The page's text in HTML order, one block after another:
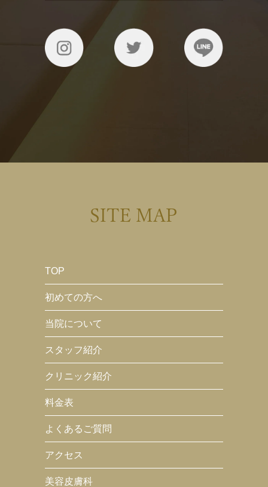
SITE MAP
TOP
初めての方へ
当院について
スタッフ紹介
クリニック紹介
料金表
よくあるご質問
アクセス
美容皮膚科